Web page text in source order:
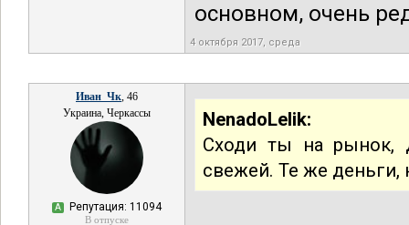
основном, очень
4 октября 2017, среда
Иван_Чк, 46
Украина, Черкассы
А Репутация: 11094
В отпуске
NenadoLelik:
Сходи ты на рынок,
свежей. Те же деньги,